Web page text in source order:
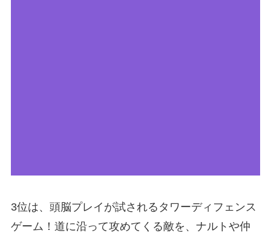
3位は、頭脳プレイが試されるタワーディフェンス
ゲーム！道に沿って攻めてくる敵を、ナルトや仲